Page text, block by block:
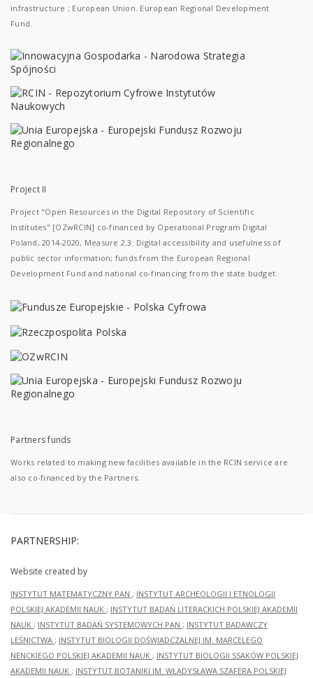
infrastructure ; European Union. European Regional Development
Fund.
Project II
Project "Open Resources in the Digital Repository of Scientific
Institutes" [OZwRCIN] co-financed by Operational Program Digital
Poland, 2014-2020, Measure 2.3: Digital accessibility and usefulness of
public sector information; funds from the European Regional
Development Fund and national co-financing from the state budget.
Partners funds
Works related to making new facilities available in the RCIN service are
also co-financed by the Partners.
PARTNERSHIP:
Website created by
INSTYTUT MATEMATYCZNY PAN ; INSTYTUT ARCHEOLOGII I ETNOLOGII
POLSKIEJ AKADEMII NAUK ; INSTYTUT BADAŃ LITERACKICH POLSKIEJ AKADEMII
NAUK ; INSTYTUT BADAŃ SYSTEMOWYCH PAN ; INSTYTUT BADAWCZY
LEŚNICTWA ; INSTYTUT BIOLOGII DOŚWIADCZALNEJ IM. MARCELEGO
NENCKIEGO POLSKIEJ AKADEMII NAUK ; INSTYTUT BIOLOGII SSAKÓW POLSKIEJ
AKADEMII NAUK ; INSTYTUT BOTANIKI IM. WŁADYSŁAWA SZAFERA POLSKIEJ